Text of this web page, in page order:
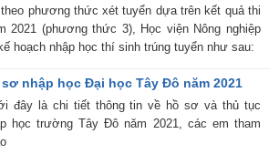
phương thức xét tuyển dựa trên kết quả thi
2021 (phương thức 3), Học viện Nông nghiệp
hoạch nhập học thí sinh trúng tuyển như sau:
sơ nhập học Đại học Tây Đô năm 2021
đây là chi tiết thông tin về hồ sơ và thủ tục
học trường Tây Đô năm 2021, các em tham